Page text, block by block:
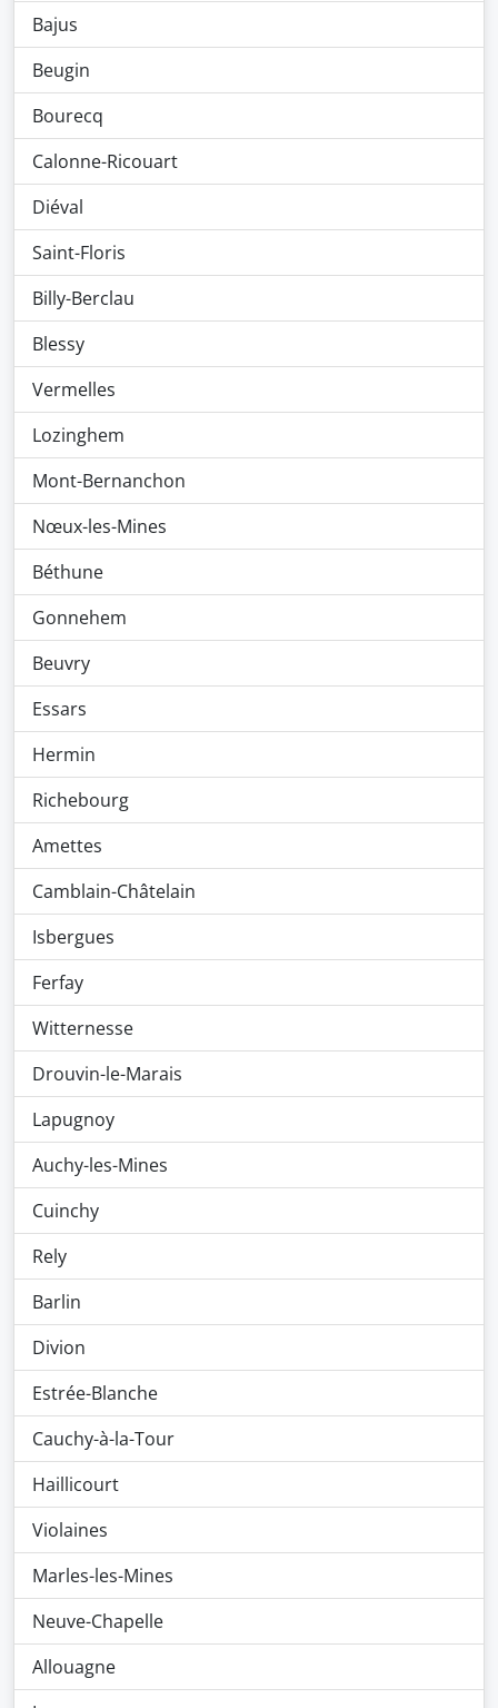
Bajus
Beugin
Bourecq
Calonne-Ricouart
Diéval
Saint-Floris
Billy-Berclau
Blessy
Vermelles
Lozinghem
Mont-Bernanchon
Nœux-les-Mines
Béthune
Gonnehem
Beuvry
Essars
Hermin
Richebourg
Amettes
Camblain-Châtelain
Isbergues
Ferfay
Witternesse
Drouvin-le-Marais
Lapugnoy
Auchy-les-Mines
Cuinchy
Rely
Barlin
Divion
Estrée-Blanche
Cauchy-à-la-Tour
Haillicourt
Violaines
Marles-les-Mines
Neuve-Chapelle
Allouagne